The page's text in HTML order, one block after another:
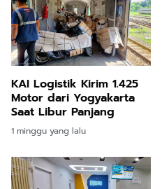
KAI Logistik Kirim 1.425
Motor dari Yogyakarta
Saat Libur Panjang
1 minggu yang lalu